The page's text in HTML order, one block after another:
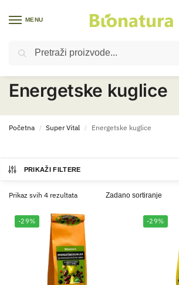
MENU
Reci hvala prirodi, reci da sebi​
Energetske kuglice
Početna / Super Vital / Energetske kuglice
PRIKAŽI FILTERE
Prikaz svih 4 rezultata
-29% -29%